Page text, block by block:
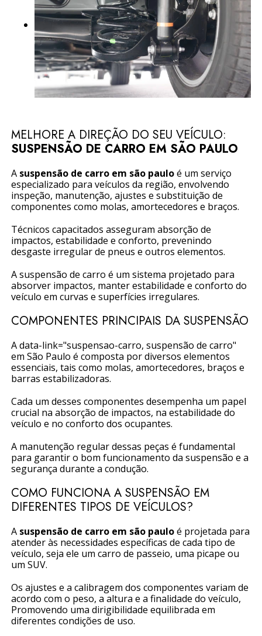
MELHORE A DIREÇÃO DO SEU VEÍCULO:
SUSPENSÃO DE CARRO EM SÃO PAULO
A suspensão de carro em são pauloé um serviço
especializado para veículos da região, envolvendo
inspeção, manutenção, ajustes e substituição de
componentes como molas, amortecedores e braços.
Técnicos capacitados asseguram absorção de
impactos, estabilidade e conforto, prevenindo
desgaste irregular de pneus e outros elementos.
A suspensão de carro é um sistema projetado para
absorver impactos, manter estabilidade e conforto do
veículo em curvas e superfícies irregulares.
COMPONENTES PRINCIPAIS DA SUSPENSÃO
A data-link="suspensao-carro, suspensão de carro"
em São Paulo é composta por diversos elementos
essenciais, tais como molas, amortecedores, braços e
barras estabilizadoras.
Cada um desses componentes desempenha um papel
crucial na absorção de impactos, na estabilidade do
veículo e no conforto dos ocupantes.
A manutenção regular dessas peças é fundamental
para garantir o bom funcionamento da suspensão e a
segurança durante a condução.
COMO FUNCIONA A SUSPENSÃO EM
DIFERENTES TIPOS DE VEÍCULOS?
A suspensão de carro em são pauloé projetada para
atender às necessidades específicas de cada tipo de
veículo, seja ele um carro de passeio, uma picape ou
um SUV.
Os ajustes e a calibragem dos componentes variam de
acordo com o peso, a altura e a finalidade do veículo,
Promovendo uma dirigibilidade equilibrada em
diferentes condições de uso.